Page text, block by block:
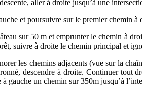
aller à droite jusqu’à une
et poursuivre sur le premier chemin
sur 50 m et emprunter le chemin à
suivre à droite le chemin principal et
les chemins adjacents (vue sur la
descendre à droite. Continuer tout
gauche un chemin sur 350m jusqu’à